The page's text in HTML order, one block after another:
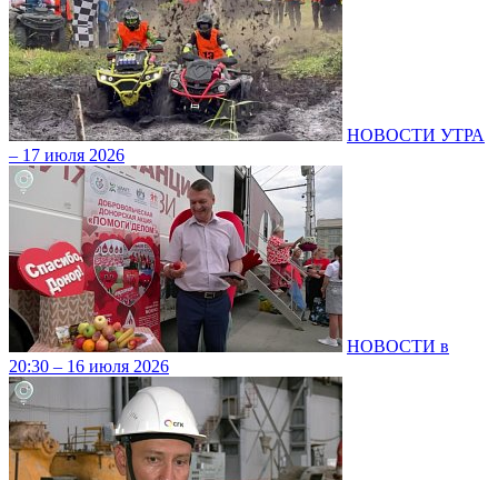
НОВОСТИ УТРА
– 17 июля 2026
НОВОСТИ в
20:30 – 16 июля 2026